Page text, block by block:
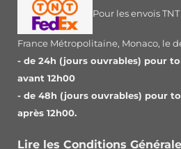
Pour les envois
France Métropolitaine, Monaco, le
- de 24h (jours ouvrables) pour
avant 12h00
- de 48h (jours ouvrables) pour
après 12h00.
Lire les Conditions